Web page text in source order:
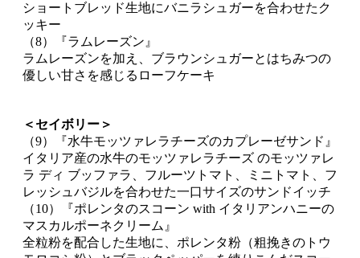
ショートブレッド生地にバニラシュガーを合わせたク
ッキー
（8）『ラムレーズン』
ラムレーズンを加え、ブラウンシュガーとはちみつの
優しい甘さを感じるローフケーキ
＜セイボリー＞
（9）『水牛モッツァレラチーズのカプレーゼサンド』
イタリア産の水牛のモッツァレラチーズ のモッツァレ
ラ ディ ブッファラ、フルーツトマト、ミニトマト、フ
レッシュバジルを合わせた一口サイズのサンドイッチ
（10）『ポレンタのスコーン with イタリアンハニーの
マスカルポーネクリーム』
全粒粉を配合した生地に、ポレンタ粉（粗挽きのトウ